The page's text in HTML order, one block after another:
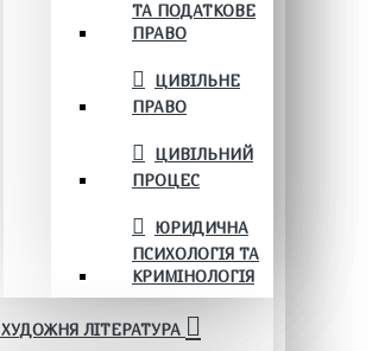
ТА ПОДАТКОВЕ
ПРАВО
ЦИВІЛЬНЕ
ПРАВО
ЦИВІЛЬНИЙ
ПРОЦЕС
ЮРИДИЧНА
ПСИХОЛОГІЯ ТА
КРИМІНОЛОГІЯ
ХУДОЖНЯ ЛІТЕРАТУРА